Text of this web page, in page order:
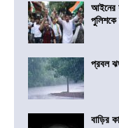
আইনের
প্রবল
বাড়ির